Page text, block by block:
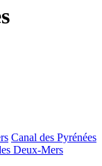
Canal des Pyrénées
Deux-Mers